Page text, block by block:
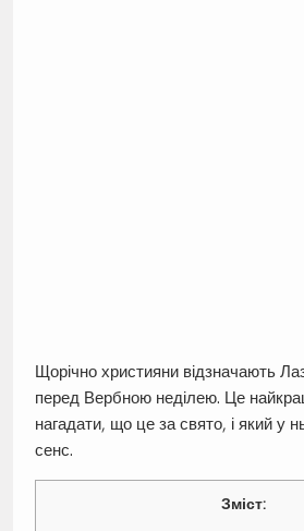
Щорічно християни відзначають
перед Вербною неділею. Це
нагадати, що це за свято, і який у
сенс.
Зміст: